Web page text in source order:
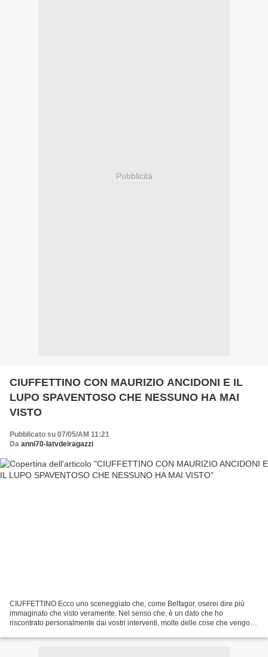
Pubblicità
CIUFFETTINO CON MAURIZIO ANCIDONI E IL
LUPO SPAVENTOSO CHE NESSUNO HA MAI
VISTO
Pubblicato su 07/05/AM 11:21
Da anni70-latvdeiragazzi
CIUFFETTINO Ecco uno sceneggiato che, come Belfagor, oserei dire più
immaginato che visto veramente. Nel senso che, è un dato che ho
riscontrato personalmente dai vostri interventi, molte delle cose che vengono